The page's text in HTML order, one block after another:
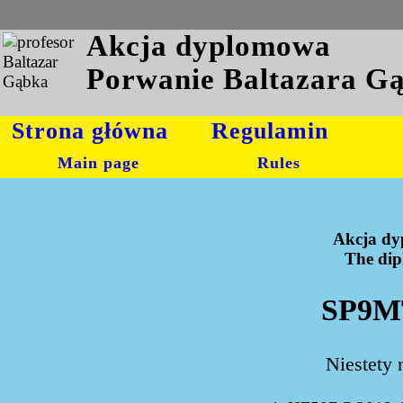
Akcja dyplomowa
Porwanie Baltazara
Strona główna
Main page
Regulamin
Rules
Akcja
The
Niestety